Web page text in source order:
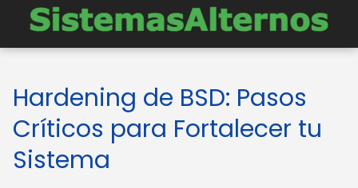
Hardening de BSD: Pasos
Críticos para Fortalecer tu
Sistema